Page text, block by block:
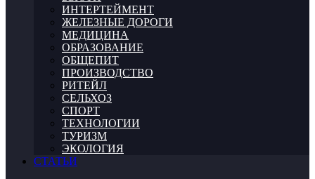
ИНТЕРТЕЙМЕНТ
ЖЕЛЕЗНЫЕ ДОРОГИ
МЕДИЦИНА
ОБРАЗОВАНИЕ
ОБЩЕПИТ
ПРОИЗВОДСТВО
РИТЕЙЛ
СЕЛЬХОЗ
СПОРТ
ТЕХНОЛОГИИ
ТУРИЗМ
ЭКОЛОГИЯ
СТАТЬИ